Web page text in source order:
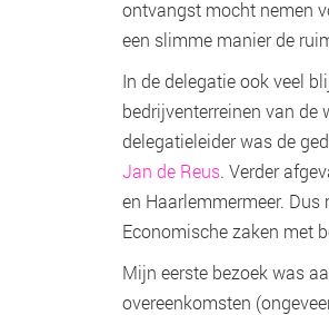
ontvangst mocht nemen
een slimme manier de
In de delegatie ook veel
bedrijventerreinen van de
delegatieleider was de
Jan de Reus. Verder
en Haarlemmermeer.
Economische zaken met
Mijn eerste bezoek was
overeenkomsten